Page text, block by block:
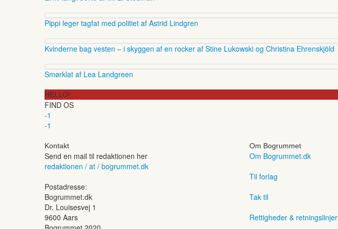
Pippi leger tagfat med politiet af Astrid Lindgren
Kvinderne bag vesten – i skyggen af en rocker af Stine Lukowski og Christina Ehrenskjöld
Smørklat af Lea Landgreen
HELLO!
FIND OS
-1
-1
Kontakt
Send en mail til redaktionen her
redaktionen / at / bogrummet.dk
Postadresse:
Bogrummet.dk
Dr. Louisesvej 1
9600 Aars
Om Bogrummet
Om Bogrummet.dk
Til forlag
Tak til
Rettigheder & retningslinjer